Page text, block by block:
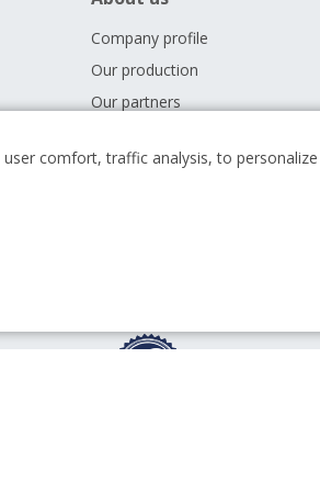
Company profile
Our production
Our partners
News
comfort, traffic analysis, to